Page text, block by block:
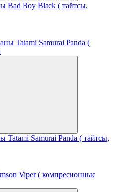
Bad Boy Black ( тайтсы,
Samurai Panda ( тайтсы,